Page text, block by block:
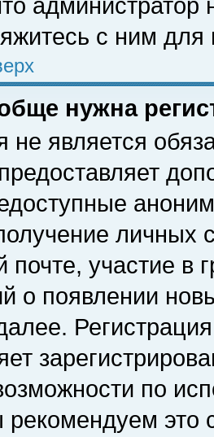
с ним для
нужна
не является
личных
почте, участие в
о появлении
по
это